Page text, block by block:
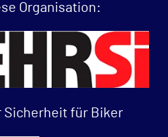
Organisation:
Sicherheit für Biker